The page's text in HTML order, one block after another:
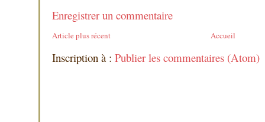
Enregistrer un commentaire
Article plus récent Accueil
Inscription à : Publier les commentaires (Atom)